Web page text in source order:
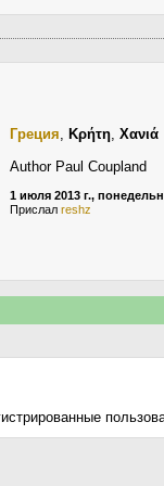
Греция, Κρήτη, Χανιά
Author Paul Coupland
1 июля 2013 г.,
Прислал reshz